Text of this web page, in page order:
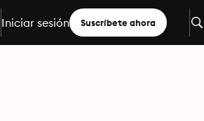
Iniciar sesión Suscríbete ahora